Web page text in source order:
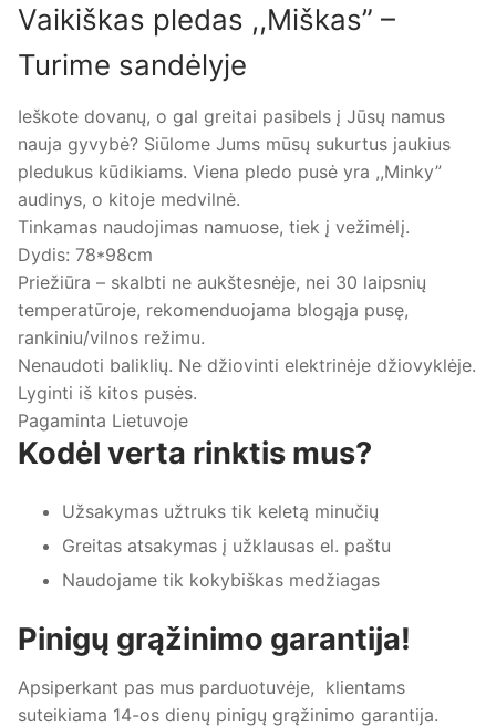
Vaikiškas pledas ,,Miškas” –
Turime sandėlyje
Ieškote dovanų, o gal greitai pasibels į Jūsų namus
nauja gyvybė? Siūlome Jums mūsų sukurtus jaukius
pledukus kūdikiams. Viena pledo pusė yra ,,Minky”
audinys, o kitoje medvilnė.
Tinkamas naudojimas namuose, tiek į vežimėlį.
Dydis: 78*98cm
Priežiūra – skalbti ne aukštesnėje, nei 30 laipsnių
temperatūroje, rekomenduojama blogąja pusę,
rankiniu/vilnos režimu.
Nenaudoti baliklių. Ne džiovinti elektrinėje džiovyklėje.
Lyginti iš kitos pusės.
Pagaminta Lietuvoje
Kodėl verta rinktis mus?
Užsakymas užtruks tik keletą minučių
Greitas atsakymas į užklausas el. paštu
Naudojame tik kokybiškas medžiagas
Pinigų grąžinimo garantija!
Apsiperkant pas mus parduotuvėje, klientams
suteikiama 14-os dienų pinigų grąžinimo garantija.